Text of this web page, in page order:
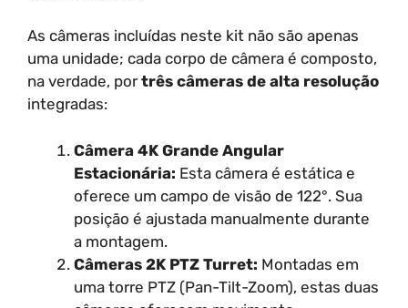
As câmeras incluídas neste kit não são apenas
uma unidade; cada corpo de câmera é composto,
na verdade, portrês câmeras de alta resolução
integradas:
Câmera 4K Grande Angular
Estacionária: Esta câmera é estática e
oferece um campo de visão de 122°. Sua
posição é ajustada manualmente durante
a montagem.
Câmeras 2K PTZ Turret: Montadas em
uma torre PTZ (Pan-Tilt-Zoom), estas duas